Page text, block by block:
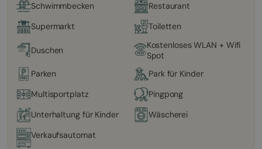
Schwimmbecken
Restaurant
Supermarkt
Toiletten
Duschen
Kostenloses WLAN + Wifi
Spot
Parken
Park für Kinder
Multisportplatz
Pingpong
Unterhaltung für Kinder
Wäscherei
Verkaufsautomat